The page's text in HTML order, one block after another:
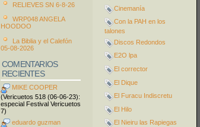
Cinemanía
Con la PAH en los
talones
Discos Redondos
E2O lpa
El corrector
El Dique
El Furacu Indiscretu
El Hilo
El Nieiru las Rapiegas
RELIEVES SN 6-8-26
WRP048 ANGELA
HOODOO
La Biblia y el Calefón
05-08-2026
COMENTARIOS
RECIENTES
MIKE COOPER
(Vericuetos 518 (06-06-23):
especial Festival Vericuetos
7)
eduardo guzman